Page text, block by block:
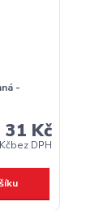
-
31 Kč
bez DPH